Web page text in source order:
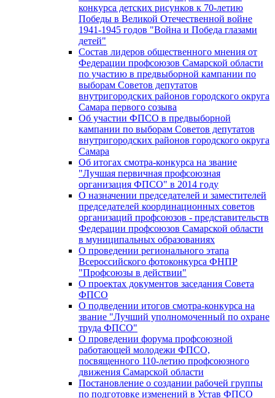
конкурса детских рисунков к 70-летию
Победы в Великой Отечественной войне
1941-1945 годов "Война и Победа глазами
детей"
Состав лидеров общественного мнения от
Федерации профсоюзов Самарской области
по участию в предвыборной кампании по
выборам Советов депутатов
внутригородских районов городского округа
Самара первого созыва
Об участии ФПСО в предвыборной
кампании по выборам Советов депутатов
внутригородских районов городского округа
Самара
Об итогах смотра-конкурса на звание
"Лучшая первичная профсоюзная
организация ФПСО" в 2014 году
О назначении председателей и заместителей
председателей координационных советов
организаций профсоюзов - представительств
Федерации профсоюзов Самарской области
в муниципальных образованиях
О проведении регионального этапа
Всероссийского фотоконкурса ФНПР
"Профсоюзы в действии"
О проектах документов заседания Совета
ФПСО
О подведении итогов смотра-конкурса на
звание "Лучший уполномоченный по охране
труда ФПСО"
О проведении форума профсоюзной
работающей молодежи ФПСО,
посвященного 110-летию профсоюзного
движения Самарской области
Постановление о создании рабочей группы
по подготовке изменений в Устав ФПСО